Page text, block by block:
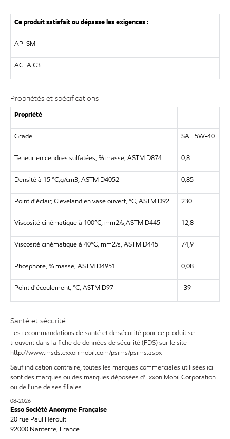
Ce produit satisfait ou dépasse les exigences :
API SM
ACEA C3
Propriétés et spécifications
Propriété
Grade SAE 5W-40
Teneur en cendres sulfatées, % masse, ASTM D874 0,8
Densité à 15 °C,g/cm3, ASTM D4052 0,85
Point d'éclair, Cleveland en vase ouvert, °C, ASTM D92 230
Viscosité cinématique à 100°C, mm2/s,ASTM D445 12,8
Viscosité cinématique à 40°C, mm2/s, ASTM D445 74,9
Phosphore, % masse, ASTM D4951 0,08
Point d'écoulement, °C, ASTM D97 -39
Santé et sécurité
Les recommandations de santé et de sécurité pour ce produit se
trouvent dans la fiche de données de sécurité (FDS) sur le site
http://www.msds.exxonmobil.com/psims/psims.aspx
Sauf indication contraire, toutes les marques commerciales utilisées ici
sont des marques ou des marques déposées d'Exxon Mobil Corporation
ou de l'une de ses filiales.
08-2026
Esso Société Anonyme Française
20 rue Paul Héroult
92000 Nanterre, France